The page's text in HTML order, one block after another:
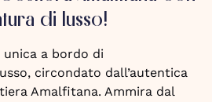
di lusso!
unica a bordo di
circondato dall’autentica
Amalfitana. Ammira dal